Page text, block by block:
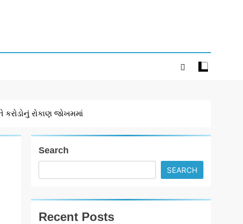
રોકાણ જોખમમાં
Search
SEARCH
Recent Posts